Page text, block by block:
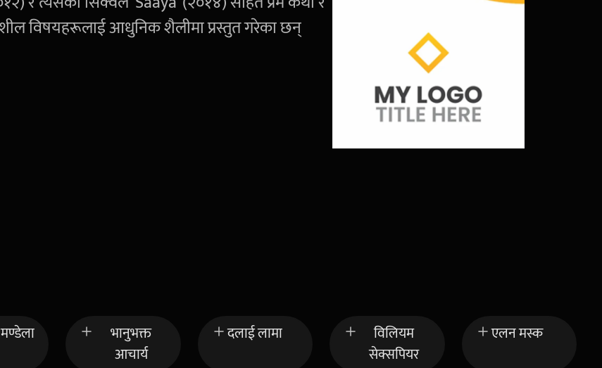
विषयहरूलाई आधुनिक शैलीमा प्रस्तुत गरेका छन्
भानुभक्त
आचार्य
दलाई लामा
विलियम
सेक्सपियर
एलन मस्क